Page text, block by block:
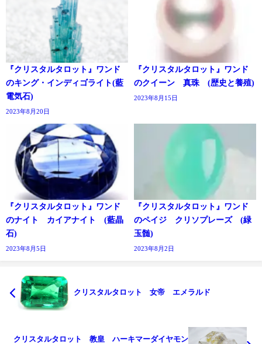
『クリスタルタロット』ワンド
のキング・インディゴライト(藍
電気石)
2023年8月20日
『クリスタルタロット』ワンド
のクイーン 真珠 (歴史と養殖)
2023年8月15日
『クリスタルタロット』ワンド
のナイト カイアナイト (藍晶
石)
2023年8月5日
『クリスタルタロット』ワンド
のペイジ クリソプレーズ (緑
玉髄)
2023年8月2日
クリスタルタロット 女帝 エメラルド
クリスタルタロット 教皇 ハーキマーダイヤモン